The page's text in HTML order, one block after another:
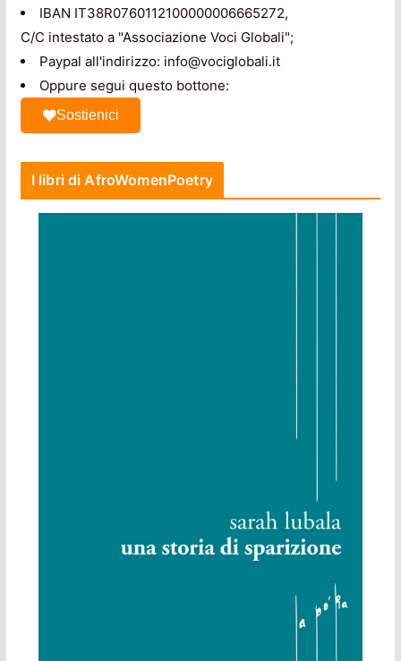
IBAN IT38R0760112100000006665272,
C/C intestato a "Associazione Voci Globali";
Paypal all'indirizzo: info@vociglobali.it
Oppure segui questo bottone:
Sostienici
I libri di AfroWomenPoetry